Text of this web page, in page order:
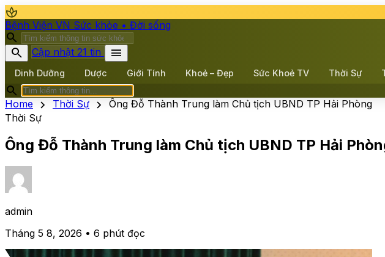
spa
Bệnh Viện VN Sức khỏe • Đời sống
search
search
Cập nhật 21 tin menu
Dinh Dưỡng Dược Giới Tính Khoẻ – Đẹp Sức Khoẻ TV Thời Sự
search
Home chevron_right Thời Sự chevron_right
Ông Đỗ Thành Trung làm Chủ tịch UBND TP Hải Phòng
Thời Sự
Ông Đỗ Thành Trung làm Chủ tịch UBND TP Hải
admin
Tháng 5 8, 2026 • 6 phút đọc